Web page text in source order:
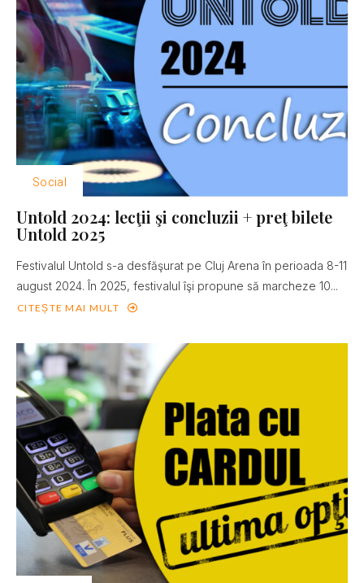
Social
Untold 2024: lecţii şi concluzii + preţ bilete
Untold 2025
Festivalul Untold s-a desfăşurat pe Cluj Arena în perioada 8-11
august 2024. În 2025, festivalul îşi propune să marcheze 10...
CITEȘTE MAI MULT